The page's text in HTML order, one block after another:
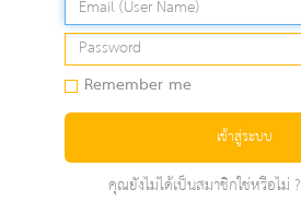
Remember me
เข้าสู่ระบบ
คุณยังไม่ได้เป็นสมาชิกใช่หรือไม่ ?